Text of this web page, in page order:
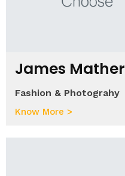
James Mather
Fashion & Photograhy
Know More >